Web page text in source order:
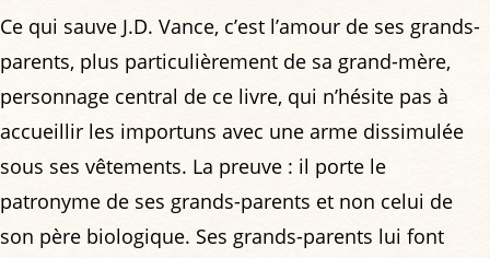
Ce qui sauve J.D. Vance, c’est l’amour de ses grands-
parents, plus particulièrement de sa grand-mère,
personnage central de ce livre, qui n’hésite pas à
accueillir les importuns avec une arme dissimulée
sous ses vêtements. La preuve : il porte le
patronyme de ses grands-parents et non celui de
son père biologique. Ses grands-parents lui font